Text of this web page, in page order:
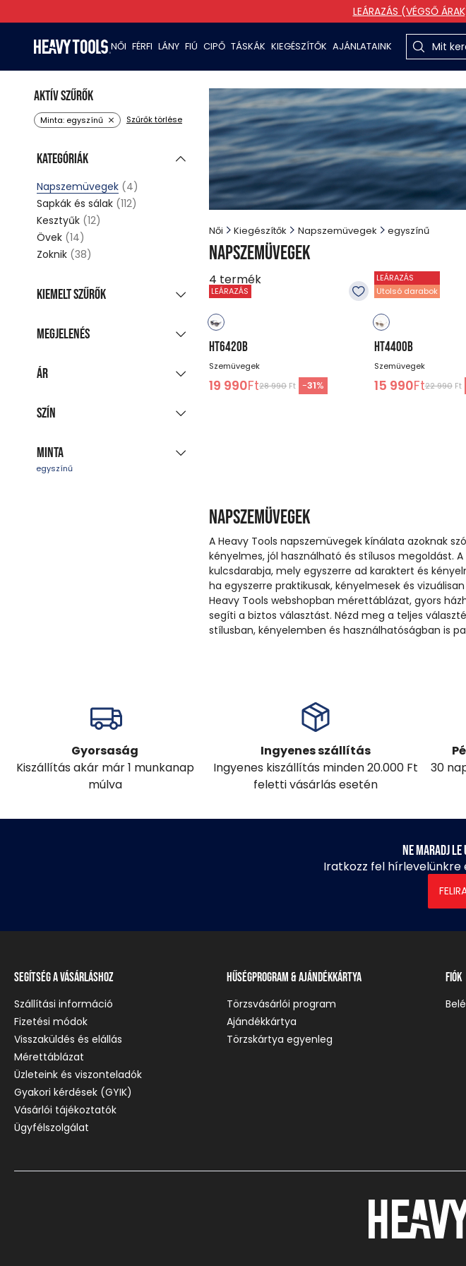
LEÁRAZÁS (VÉGSŐ
NŐI FÉRFI LÁNY FIÚ CIPŐ TÁSKÁK KIEGÉSZÍTŐK AJÁNLATAINK
Női Kiegészítők Napszemüvegek egyszínű
Napszemüvegek
4 termék
LEÁRAZÁS
HT6420B
Szemüvegek
19 990Ft28 990 Ft -31%
LEÁRAZÁS
Utolsó darabok
HT4400B
Szemüvegek
15 990Ft22 990Ft
Napszemüvegek
A Heavy Tools napszemüvegek kínálata azoknak
kényelmes, jól használható és stílusos megoldást.
kulcsdarabja, mely egyszerre ad karaktert és
ha egyszerre praktikusak, kényelmesek és
Heavy Tools webshopban mérettáblázat, gyors
segíti a biztos választást. Nézd meg a teljes
stílusban, kényelemben és használhatóságban is
Aktív szűrők
Minta: egyszínű Szűrők törlése
Kategóriák
Napszemüvegek (4)
Sapkák és sálak (112)
Kesztyűk (12)
Övek (14)
Zoknik (38)
Kiemelt szűrők
Megjelenés
Ár
Szín
fekete
Minta
Gyorsaság
Kiszállítás akár már 1 munkanap
múlva
Ingyenes szállítás
Ingyenes kiszállítás minden 20.000 Ft
feletti vásárlás esetén
30
Ne maradj
Iratkozz fel hírlevelünkre
Segítség a vásárláshoz
Szállítási információ
Fizetési módok
Visszaküldés és elállás
Mérettáblázat
Üzleteink és viszonteladók
Gyakori kérdések (GYIK)
Vásárlói tájékoztatók
Ügyfélszolgálat
Hűségprogram & Ajándékkártya
Törzsvásárlói program
Ajándékkártya
Törzskártya egyenleg
Fiók